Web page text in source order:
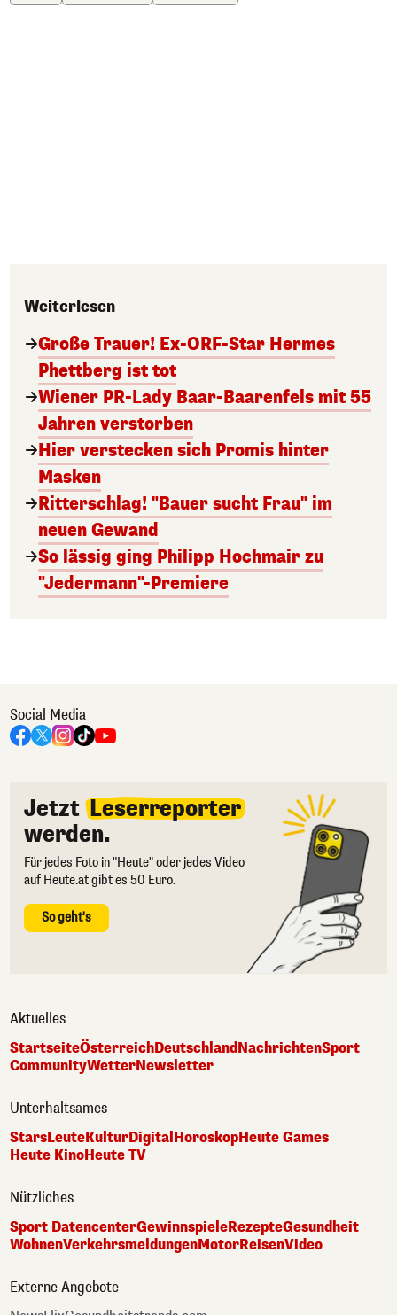
Weiterlesen
Große Trauer! Ex-ORF-Star Hermes
Phettberg ist tot
Wiener PR-Lady Baar-Baarenfels mit 55
Jahren verstorben
Hier verstecken sich Promis hinter
Masken
Ritterschlag! "Bauer sucht Frau" im
neuen Gewand
So lässig ging Philipp Hochmair zu
"Jedermann"-Premiere
Social Media
Jetzt Leserreporter
werden.
Für jedes Foto in "Heute" oder jedes Video
auf Heute.at gibt es 50 Euro.
So geht's
Aktuelles
StartseiteÖsterreichDeutschlandNachrichtenSport
CommunityWetterNewsletter
Unterhaltsames
StarsLeuteKulturDigital HoroskopHeute Games
Heute KinoHeute TV
Nützliches
Sport DatencenterGewinnspieleRezepteGesundheit
WohnenVerkehrsmeldungenMotorReisenVideo
Externe Angebote